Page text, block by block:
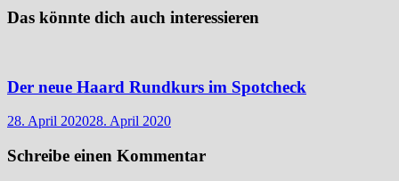
Das könnte dich auch interessieren
Der neue Haard Rundkurs im Spotcheck
28. April 202028. April 2020
Schreibe einen Kommentar